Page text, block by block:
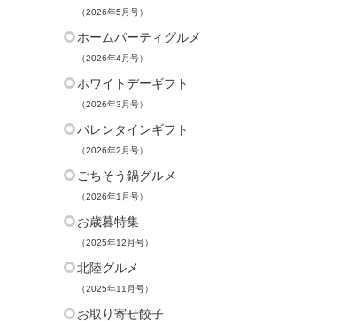
（2026年5月号）
ホームパーティグルメ
（2026年4月号）
ホワイトデーギフト
（2026年3月号）
バレンタインギフト
（2026年2月号）
ごちそう鍋グルメ
（2026年1月号）
お歳暮特集
（2025年12月号）
北陸グルメ
（2025年11月号）
お取り寄せ餃子